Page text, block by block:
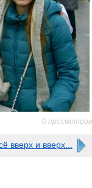
0 просмотров
вверх и вверх...